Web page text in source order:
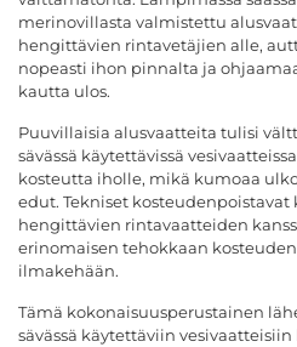
merinovillasta valmistettu
hengittävien rintavetäjien alle,
nopeasti ihon pinnalta ja
kautta ulos.
Puuvillaisia alusvaatteita tulisi
sävässä käytettävissä
kosteutta iholle, mikä kumoaa
edut. Tekniset
hengittävien rintavaatteiden
erinomaisen tehokkaan
ilmakehään.
Tämä kokonaisuusperustainen
sävässä käytettäviin